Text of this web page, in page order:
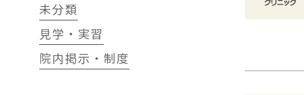
未分類
見学・実習
院内掲示・制度